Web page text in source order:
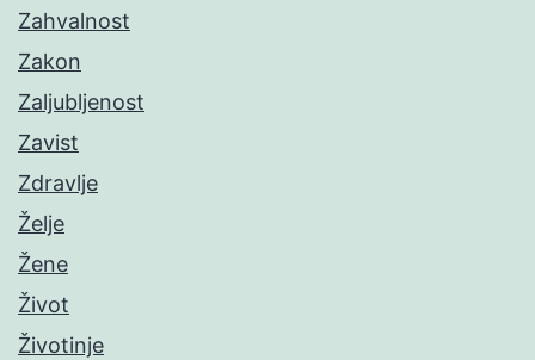
Zahvalnost
Zakon
Zaljubljenost
Zavist
Zdravlje
Želje
Žene
Život
Životinje